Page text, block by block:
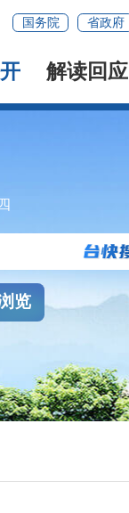
国务院 省政府
解读回应
览